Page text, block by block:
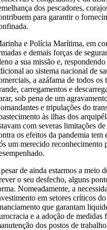
dos pescadores,
para garantir o
e Polícia Marítima, em
e demais forças de
a sua missão e,
ao sistema nacional de
a azáfama de todos
carregamentos e
sob pena de um
e tripulações do
às ilhas dos
com severas limitações
os efeitos da pandemia tem
um merecido reconhecimento
de ainda estarmos a meio
o seu desfecho, alguns
Nomeadamente, a
em setores críticos
que garantam
e a adoção de
dos postos de